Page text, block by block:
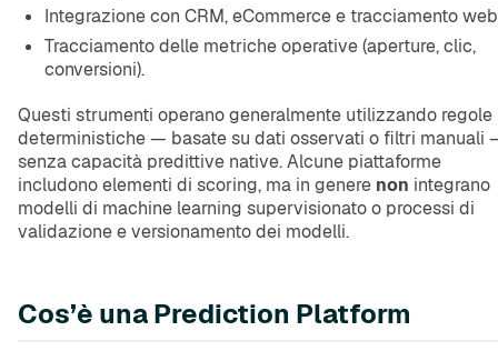
Integrazione con CRM, eCommerce e tracciamento
Tracciamento delle metriche operative (aperture, clic,
conversioni).
Questi strumenti operano generalmente utilizzando regole
deterministiche — basate su dati osservati o filtri manuali
senza capacità predittive native. Alcune piattaforme
includono elementi di scoring, ma in genere non integrano
modelli di machine learning supervisionato o processi di
validazione e versionamento dei modelli.
Cos’è una Prediction Platform